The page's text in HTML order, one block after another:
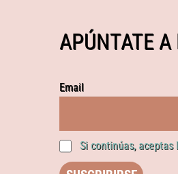
APÚNTATE A
Email
Si continúas,